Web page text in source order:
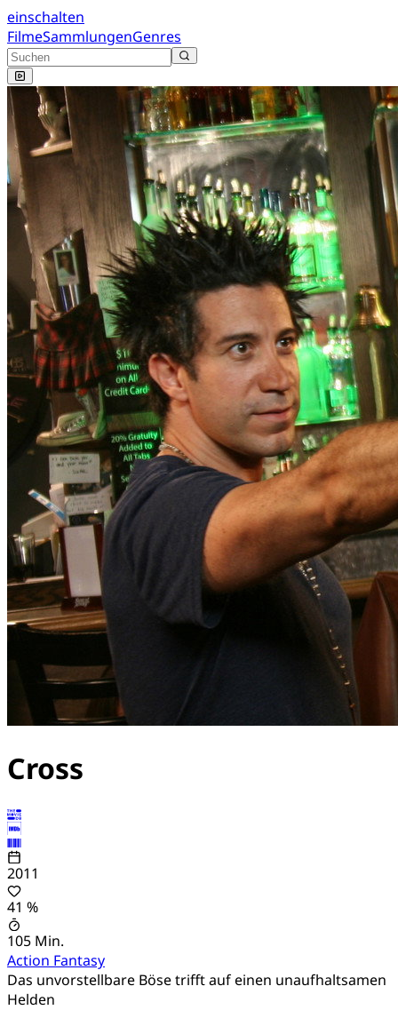
einschalten
FilmeSammlungenGenres
Cross
2011
41 %
105 Min.
Action Fantasy
Das unvorstellbare Böse trifft auf einen unaufhaltsamen
Helden